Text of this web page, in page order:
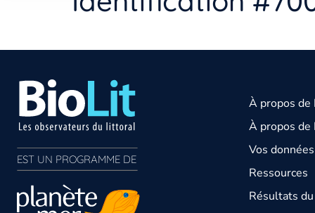
EST UN PROGRAMME DE
À propos de
À propos de
Vos
Ressources
Résultats